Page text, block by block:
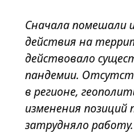
Сначала помешали
действия на
действовало
пандемии.
в регионе,
изменения позиций
затрудняло